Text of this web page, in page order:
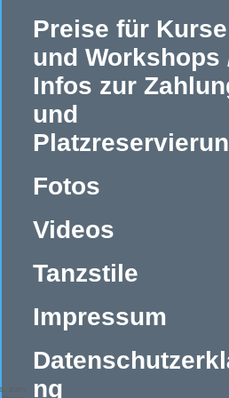
Preise für Kurse
und Workshops
Infos zur
und
Fotos
Videos
Tanzstile
Impressum
ng
zum